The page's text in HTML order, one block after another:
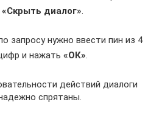
«Скрыть диалог».
запросу нужно ввести пин из 4
и нажать «ОК».
действий диалоги
спрятаны.